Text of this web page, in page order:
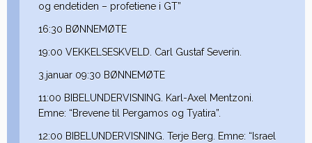
og endetiden – profetiene i GT”
16:30 BØNNEMØTE
19:00 VEKKELSESKVELD. Carl Gustaf Severin.
3.januar 09:30 BØNNEMØTE
11:00 BIBELUNDERVISNING. Karl-Axel Mentzoni.
Emne: “Brevene til Pergamos og Tyatira”.
12:00 BIBELUNDERVISNING. Terje Berg. Emne: “Israel